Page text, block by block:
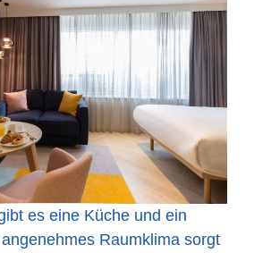
es eine Küche und ein
Raumklima sorgt